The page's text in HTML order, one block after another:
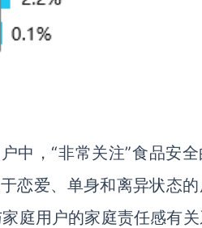
中，“非常关注”食品安
恋爱、单身和离异状态
庭用户的家庭责任感有